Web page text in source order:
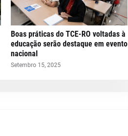
Boas práticas do TCE-RO voltadas à
educação serão destaque em evento
nacional
Setembro 15, 2025